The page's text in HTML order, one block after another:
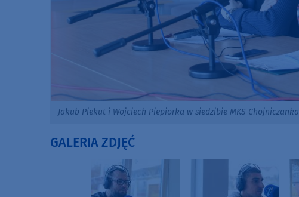
Jakub Piekut i Wojciech Piepiorka w siedzibie MKS Chojniczanka
GALERIA ZDJĘĆ